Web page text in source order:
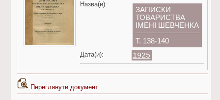
Назва(и):
ЗАПИСКИ
ТОВАРИСТВА
ІМЕНІ ШЕВЧЕНКА
Т. 138-140
Дата(и): 1925
Переглянути документ